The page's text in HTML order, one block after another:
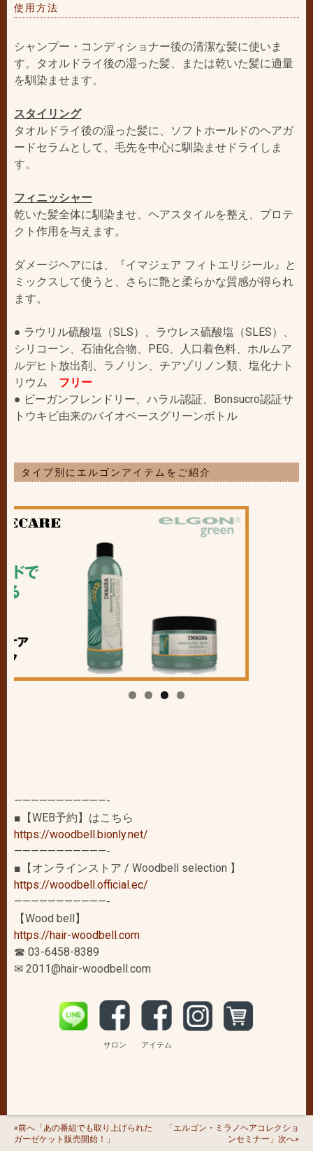
使用方法
シャンプー・コンディショナー後の清潔な髪に使いま
す。タオルドライ後の湿った髪、または乾いた髪に適量
を馴染ませます。
スタイリング
タオルドライ後の湿った髪に、ソフトホールドのヘアガ
ードセラムとして、毛先を中心に馴染ませドライしま
す。
フィニッシャー
乾いた髪全体に馴染ませ、ヘアスタイルを整え、プロテ
クト作用を与えます。
ダメージヘアには、『イマジェア フィトエリジール』と
ミックスして使うと、さらに艶と柔らかな質感が得られ
ます。
● ラウリル硫酸塩（SLS）、ラウレス硫酸塩（SLES）、
シリコーン、石油化合物、PEG、人口着色料、ホルムア
ルデヒト放出剤、ラノリン、チアゾリノン類、塩化ナト
リウム フリー
● ビーガンフレンドリー、ハラル認証、Bonsucro認証サ
トウキビ由来のバイオベースグリーンボトル
タイプ別にエルゴンアイテムをご紹介
———————————-
■【WEB予約】はこちら
https://woodbell.bionly.net/
———————————-
■【オンラインストア / Woodbell selection 】
https://woodbell.official.ec/
———————————-
【Wood bell】
https://hair-woodbell.com
☎ 03-6458-8389
✉ 2011@hair-woodbell.com
サロン アイテム
«前へ「あの番組でも取り上げられた
ガーゼケット販売開始！」
「エルゴン・ミラノヘアコレクショ
ンセミナー」次へ»